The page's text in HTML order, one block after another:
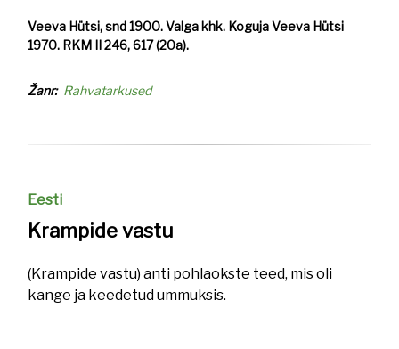
Veeva Hütsi, snd 1900. Valga khk. Koguja Veeva Hütsi
1970. RKM II 246, 617 (20a).
Žanr Rahvatarkused
Eesti
Krampide vastu
(Krampide vastu) anti pohlaokste teed, mis oli
kange ja keedetud ummuksis.